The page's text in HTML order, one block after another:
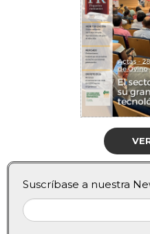
Suscríbase a nuestra